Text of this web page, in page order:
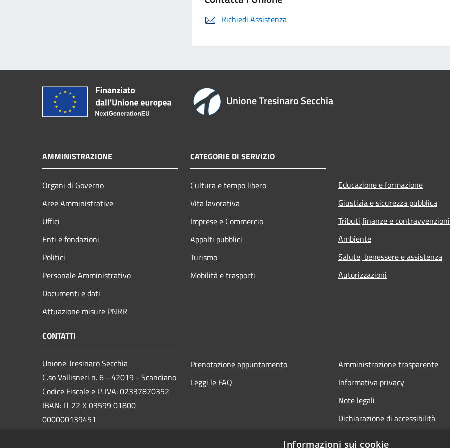
Richiedi Assistenza
Unione Tresinaro Secchia
AMMINISTRAZIONE
Organi di Governo
Aree Amministrative
Uffici
Enti e fondazioni
Politici
Personale Amministrativo
Documenti e dati
Attuazione misure PNRR
CATEGORIE DI SERVIZIO
Cultura e tempo libero
Vita lavorativa
Imprese e Commercio
Appalti pubblici
Turismo
Mobilità e trasporti
Educazione e formazione
Giustizia e sicurezza pubblica
Tributi,finanze e contravvenzioni
Ambiente
Salute, benessere e assistenza
Autorizzazioni
CONTATTI
Unione Tresinaro Secchia
C.so Vallisneri n. 6 - 42019 - Scandiano
Codice Fiscale e P. IVA: 02337870352
IBAN: IT 22 X 03599 01800
000000139451
Prenotazione appuntamento
Leggi le FAQ
Amministrazione trasparente
Informativa privacy
Note legali
Dichiarazione di accessibilità
Informazioni sui cookie